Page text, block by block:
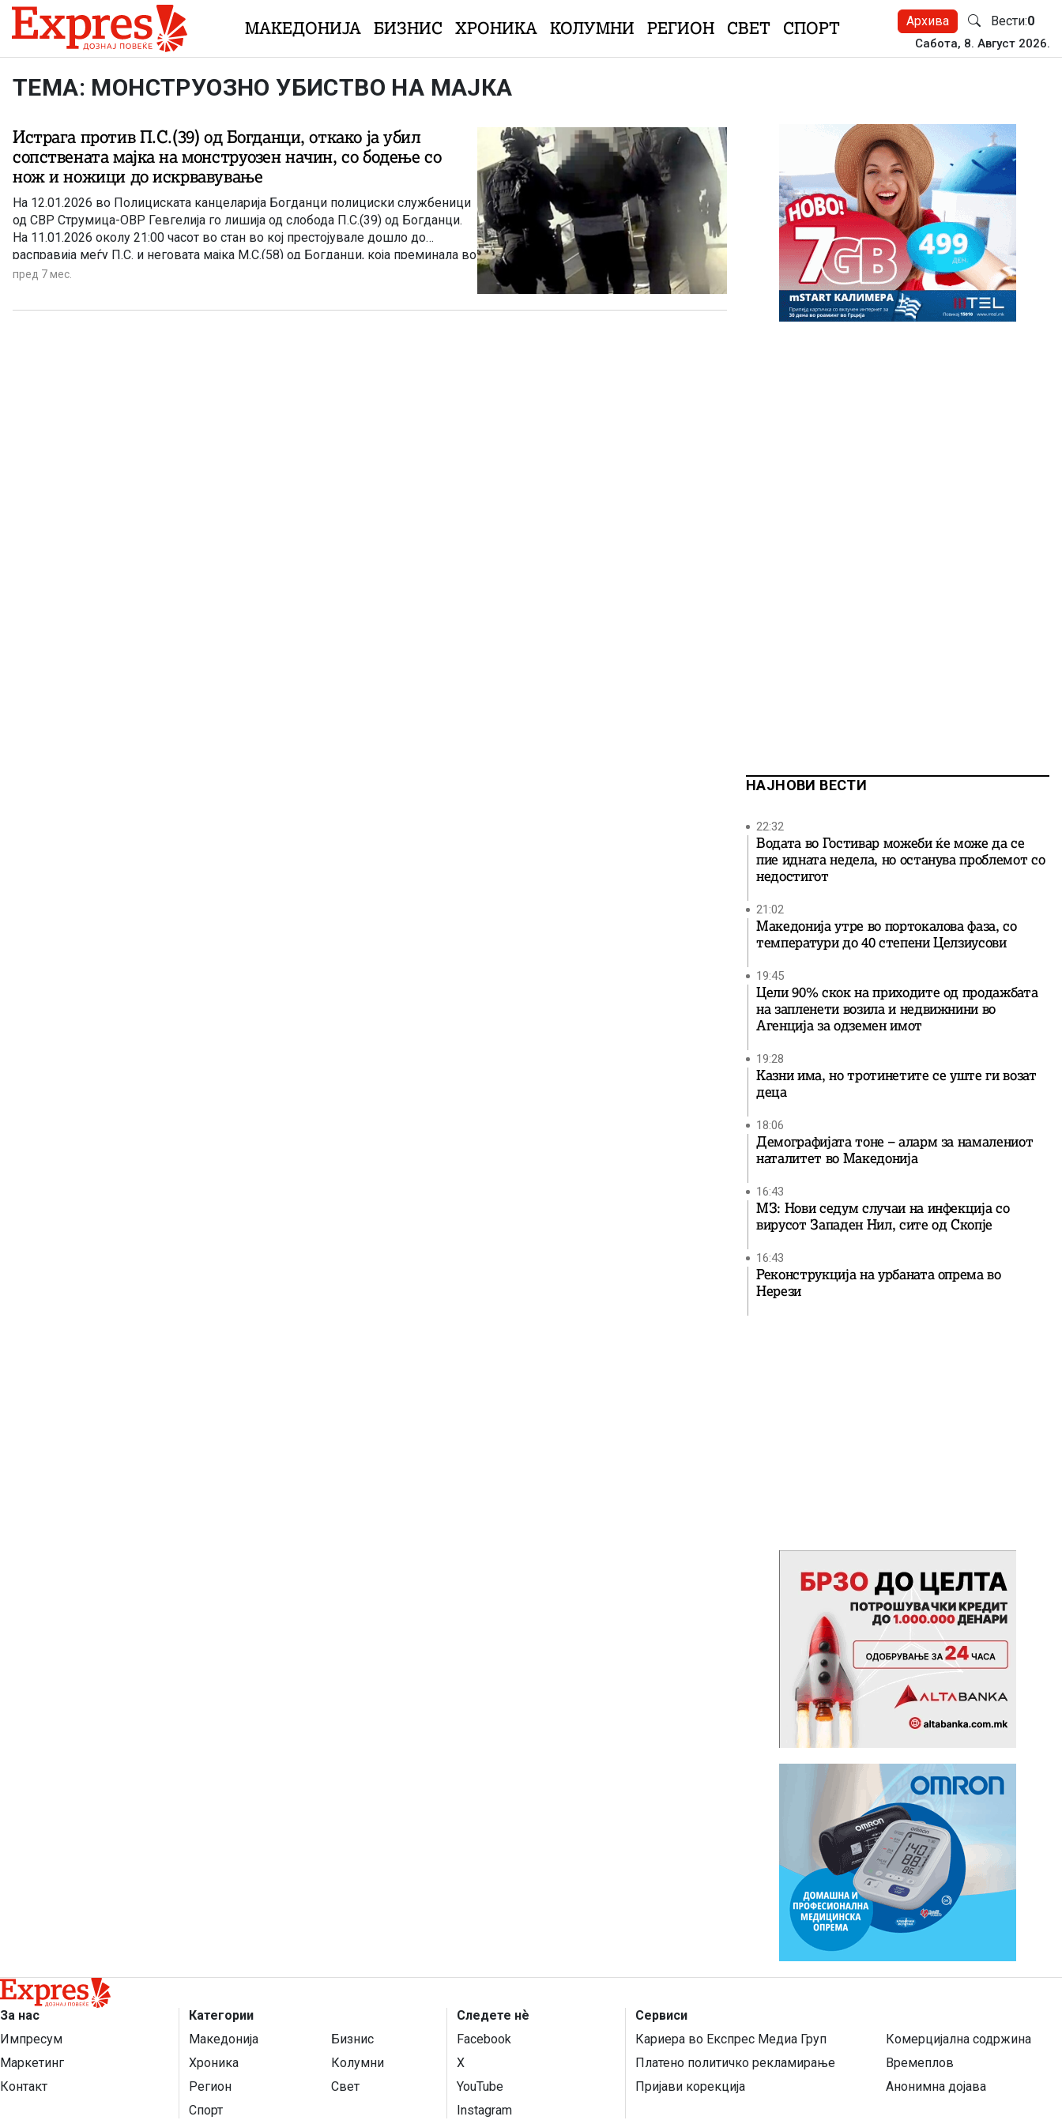
Skip to content
МАКЕДОНИЈА БИЗНИС ХРОНИКА КОЛУМНИ РЕГИОН СВЕТ СПОРТ Архива Вести:0
Сабота, 8. Август 2026.
ТЕМА: МОНСТРУОЗНО УБИСТВО НА МАЈКА
Истрага против П.С.(39) од Богданци, откако ја убил
сопствената мајка на монструозен начин, со бодење со
нож и ножици до искрвавување
На 12.01.2026 во Полициската канцеларија Богданци полициски службеници
од СВР Струмица-ОВР Гевгелија го лишија од слобода П.С.(39) од Богданци.
На 11.01.2026 околу 21:00 часот во стан во кој престојувале дошло до
расправија меѓу П.С. и неговата мајка М.С.(58) од Богданци, која преминала во
физичка пресметка во која П.С. со остри предмети и нанел убодни рани на
констатирана и од лекар од Итна медицинска помош Гевгелија. На 12.01.2026
пред 7 мес.
НАЈНОВИ ВЕСТИ
22:32
Водата во Гостивар можеби ќе може да се
пие идната недела, но останува проблемот со
недостигот
21:02
Македонија утре во портокалова фаза, со
температури до 40 степени Целзиусови
19:45
Цели 90% скок на приходите од продажбата
на запленети возила и недвижнини во
Агенција за одземен имот
19:28
Казни има, но тротинетите се уште ги возат
деца
18:06
Демографијата тоне – аларм за намалениот
наталитет во Македонија
16:43
МЗ: Нови седум случаи на инфекција со
вирусот Западен Нил, сите од Скопје
16:43
Реконструкција на урбаната опрема во
Нерези
За нас
Импресум
Маркетинг
Контакт
Категории
Македонија
Бизнис
Хроника
Колумни
Регион
Свет
Спорт
Следете нѐ
Facebook
X
YouTube
Instagram
Сервиси
Кариера во Експрес Медиа Груп
Комерцијална содржина
Платено политичко рекламирање
Времеплов
Пријави корекција
Анонимна дојава